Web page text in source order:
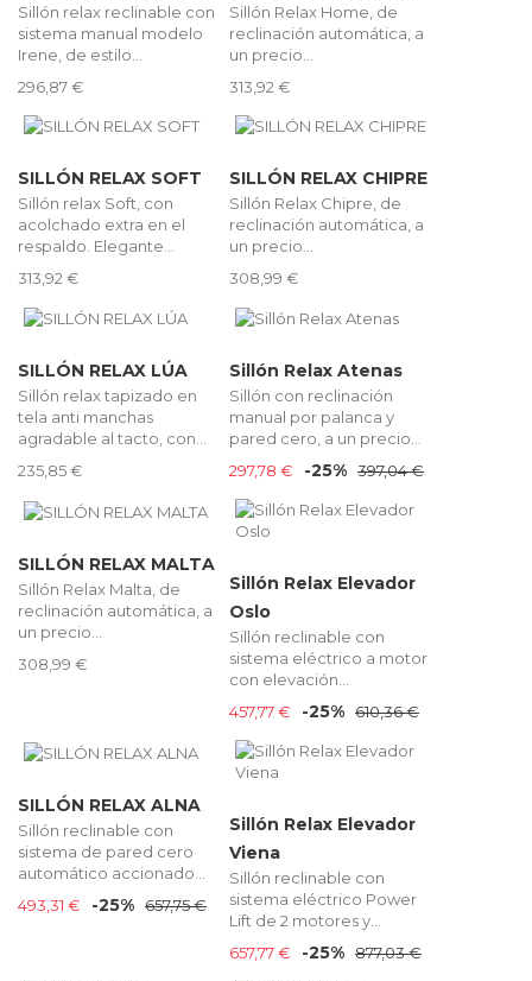
Sillón relax reclinable con
sistema manual modelo
Irene, de estilo...
296,87 €
Sillón Relax Home, de
reclinación automática, a
un precio...
313,92 €
SILLÓN RELAX SOFT
Sillón relax Soft, con
acolchado extra en el
respaldo. Elegante...
313,92 €
SILLÓN RELAX CHIPRE
Sillón Relax Chipre, de
reclinación automática, a
un precio...
308,99 €
SILLÓN RELAX LÚA
Sillón relax tapizado en
tela anti manchas
agradable al tacto, con...
235,85 €
Sillón Relax Atenas
Sillón con reclinación
manual por palanca y
pared cero, a un precio...
297,78 €
-25% 397,04 €
SILLÓN RELAX MALTA
Sillón Relax Malta, de
reclinación automática, a
un precio...
308,99 €
Sillón Relax Elevador
Oslo
Sillón reclinable con
sistema eléctrico a motor
con elevación...
457,77 €
-25% 610,36 €
SILLÓN RELAX ALNA
Sillón reclinable con
sistema de pared cero
automático accionado...
493,31 €
-25% 657,75 €
Sillón Relax Elevador
Viena
Sillón reclinable con
sistema eléctrico Power
Lift de 2 motores y...
657,77 €
-25% 877,03 €